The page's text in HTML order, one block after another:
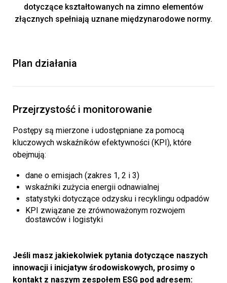
dotyczące kształtowanych na zimno elementów
złącznych spełniają uznane międzynarodowe normy.
Plan działania
Przejrzystość i monitorowanie
Postępy są mierzone i udostępniane za pomocą
kluczowych wskaźników efektywności (KPI), które
obejmują:
dane o emisjach (zakres 1, 2 i 3)
wskaźniki zużycia energii odnawialnej
statystyki dotyczące odzysku i recyklingu odpadów
KPI związane ze zrównoważonym rozwojem
dostawców i logistyki
Jeśli masz jakiekolwiek pytania dotyczące naszych
innowacji i inicjatyw środowiskowych, prosimy o
kontakt z naszym zespołem ESG pod adresem: